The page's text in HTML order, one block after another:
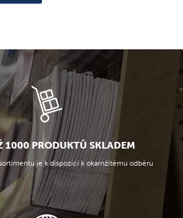
1000 PRODUKTŮ SKLADEM
je k dispozici k okamžitému odběru